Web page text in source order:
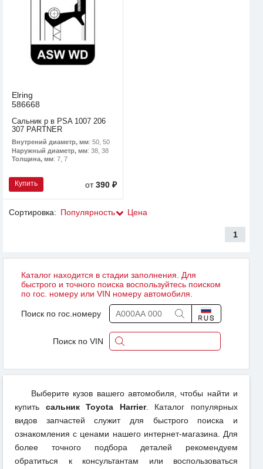
Elring
586668
Сальник р в PSA 1007 206
307 PARTNER
Внутрений диаметр, мм: 50, 50
Наружный диаметр, мм: 38, 38
Толщина, мм: 7, 7
Купить от390 ₽
Сортировка: Популярность Цена
1
Каталог находится в стадии заполнения. Для
быстрого и точного поиска воспользуйтесь поиском
по гос. номеру или VIN номеру автомобиля.
Поиск по гос.номеру
Поиск по VIN
Выберите кузов вашего автомобиля, чтобы найти и
купить сальник Toyota Harrier. Каталог популярных
видов запчастей служит для быстрого поиска и
ознакомления с ценами нашего интернет-магазина. Для
более точного подбора деталей рекомендуем
обратиться к консультантам или воспользоваться